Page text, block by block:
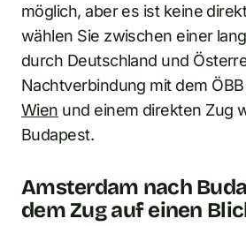
möglich, aber es ist keine
wählen Sie zwischen einer
durch Deutschland und
Nachtverbindung mit dem ÖBB
Wien und einem direkten Zug
Budapest.
Amsterdam nach
dem Zug auf einen